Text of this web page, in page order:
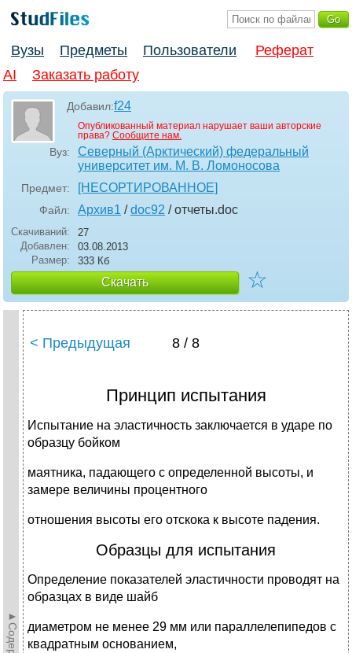
Вузы Предметы Пользователи
Реферат
AI
Заказать работу
Добавил:f24
Опубликованный материал нарушает ваши авторские
права? Сообщите нам.
Вуз:
Северный (Арктический) федеральный
университет им. М. В. Ломоносова
Предмет: [НЕСОРТИРОВАННОЕ]
Файл: Архив1 /doc92 / отчеты.doc
Скачиваний:
27
Добавлен:
03.08.2013
Размер:
333 Кб
Скачать ☆
< Предыдущая 8 / 8
Принцип испытания
Испытание на эластичность заключается в ударе по
образцу бойком
маятника, падающего с определенной высоты, и
замере величины процентного
отношения высоты его отскока к высоте падения.
Образцы для испытания
Определение показателей эластичности проводят на
образцах в виде шайб
диаметром не менее 29 мм или параллелепипедов с
квадратным основанием,